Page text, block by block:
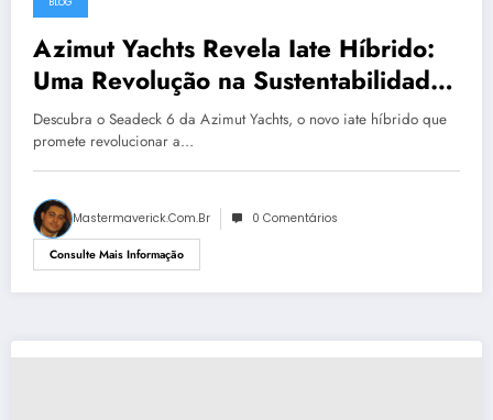
Azimut Yachts Revela Iate Híbrido:
Uma Revolução na Sustentabilidade
Náutica
Descubra o Seadeck 6 da Azimut Yachts, o novo iate híbrido que
promete revolucionar a…
Mastermaverick.com.br 0 Comentários
Consulte Mais Informação